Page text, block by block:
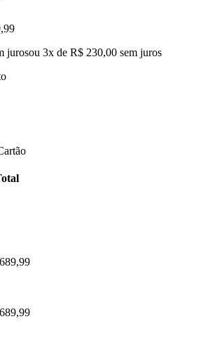
,99
jurosou 3x de R$ 230,00 sem juros